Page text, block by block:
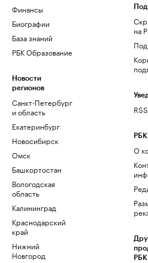
Финансы
Биографии
База знаний
РБК Образование
Новости
регионов
Санкт-Петербург
и область
Екатеринбург
Новосибирск
Омск
Башкортостан
Вологодская
область
Калининград
Краснодарский
край
Нижний
Новгород
на
РБК
О
РБК